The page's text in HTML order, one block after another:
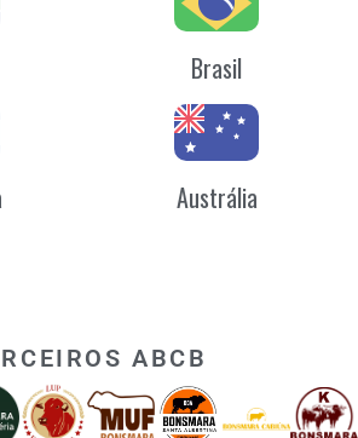
Brasil
Austrália
ABCB